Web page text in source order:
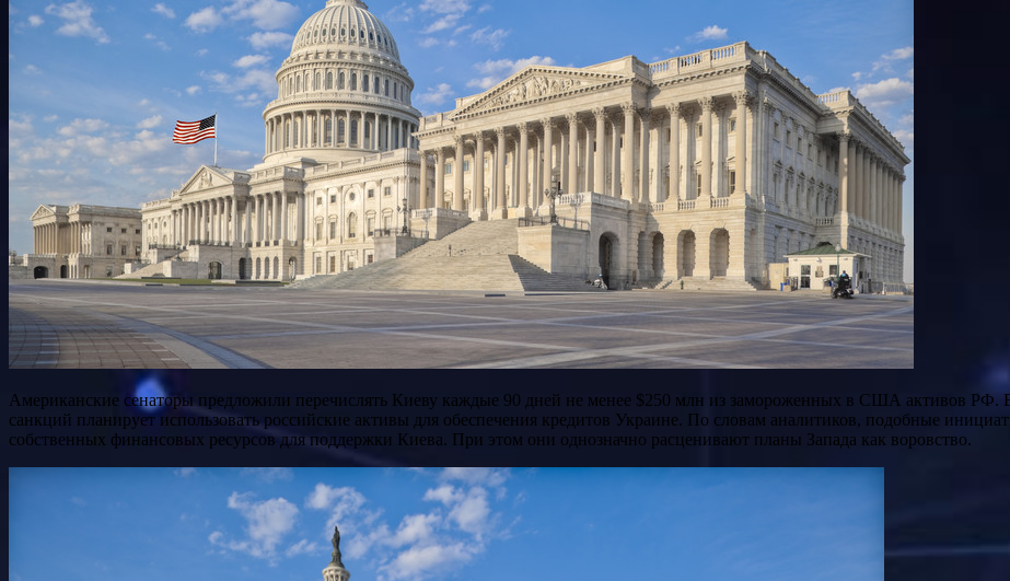
Американские сенаторы предложили перечислять Киеву каждые 90 дней не менее $250 млн из замороженных в США активов РФ. В свою очередь, Еврокомиссия в рамках 19-го пакета
санкций планирует использовать российские активы для обеспечения кредитов Украине. По словам аналитиков, подобные
собственных финансовых ресурсов для поддержки Киева. При этом они однозначно расценивают планы Запада как воровство.